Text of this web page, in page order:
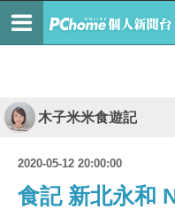
木子米米食遊記
2020-05-12 20:00:00
食記 新北永和